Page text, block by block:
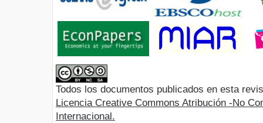
Todos los documentos publicados en esta
Licencia Creative Commons Atribución -No
Internacional.